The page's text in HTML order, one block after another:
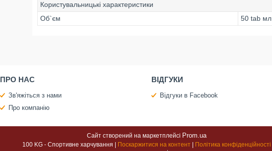
Користувальницькі характеристики
Об`єм
50 tab мл
ПРО НАС
Зв'яжіться з нами
Про компанію
ВІДГУКИ
Відгуки в Facebook
Сайт створений на маркетплейсі Prom.ua
Поскаржитися на контент Політика конфіденційності